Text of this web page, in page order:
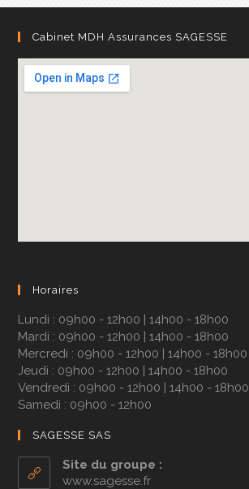
Cabinet MDH Assurances SAGESSE
Horaires
Lundi : 09h00 - 12h00 | 14h00 - 18h00
Mardi : 09h00 - 12h00 | 14h00 - 18h00
Mercredi : 09h00 - 12h00 | 14h00 - 18h00
Jeudi : 09h00 - 12h00 | 14h00 - 18h00
Vendredi : 09h00 - 12h00 | 14h00 - 18h00
Samedi : 09h00 - 12h00
SAGESSE SAS
Site du groupe :
www.sagesse.fr